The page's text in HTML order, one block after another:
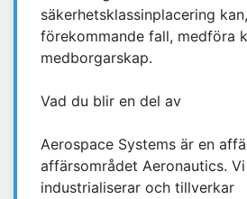
säkerhetsklassinplacering
förekommande fall, medföra
medborgarskap.
Vad du blir en del av
Aerospace Systems är en
affärsområdet Aeronautics.
industrialiserar och tillverkar